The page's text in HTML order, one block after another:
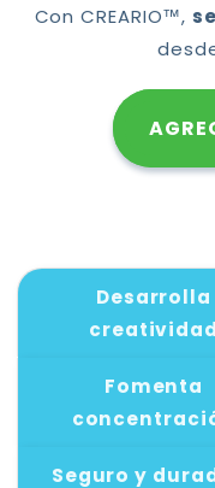
Con CREARIO™,
Desarrolla
creatividad
Fomenta
Seguro y